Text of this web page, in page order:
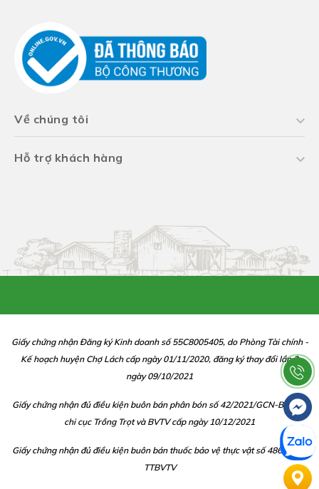
Về chúng tôi
Hỗ trợ khách hàng
Giấy chứng nhận Đăng ký Kinh doanh số 55C8005405, do Phòng Tài chính -
Kế hoạch huyện Chợ Lách cấp ngày 01/11/2020, đăng ký thay đổi lần 2
ngày 09/10/2021
Giấy chứng nhận đủ điều kiện buôn bán phân bón số 42/2021/GCN-BBP do
chi cục Trồng Trọt và BVTV cấp ngày 10/12/2021
Giấy chứng nhận đủ điều kiện buôn bán thuốc bảo vệ thực vật số 486/CGN-
TTBVTV